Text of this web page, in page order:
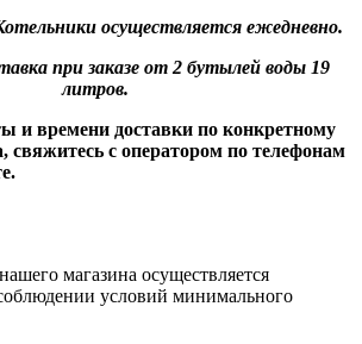
осуществляется ежедневно.
при заказе от 2 бутылей воды 19
литров.
и времени доставки по конкретному
свяжитесь с оператором по телефонам
магазина осуществляется
условий минимального